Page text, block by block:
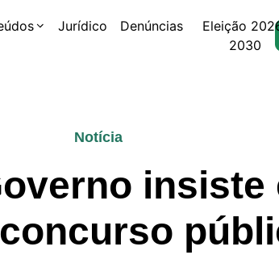
Jurídico Denúncias
Eleição
2030
Notícia
insiste